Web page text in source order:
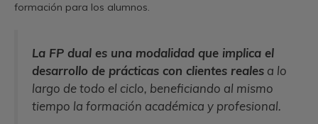
formación para los alumnos.
La FP dual es una modalidad que implica el
desarrollo de prácticas con clientes reales a lo
largo de todo el ciclo, beneficiando al mismo
tiempo la formación académica y profesional.